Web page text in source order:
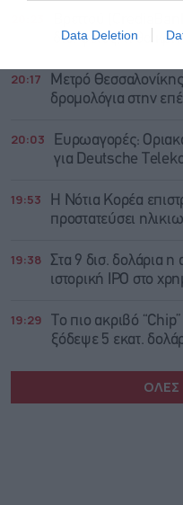
Data Deletion
δισ. φέτος, τι θα
20:17
Μετρό
δρομολόγια στην
20:03
Ευρωαγορές:
για Deutsche
19:53
Η Νότια Κορέα
προστατεύσει
19:38
Στα 9 δισ. δολάρια
ιστορική IPO στο
19:29
Το πιο ακριβό
ξόδεψε 5 εκατ.
ΟΛΕΣ